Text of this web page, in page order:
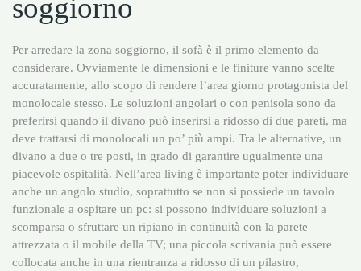
soggiorno
Per arredare la zona soggiorno, il sofà è il primo elemento da
considerare. Ovviamente le dimensioni e le finiture vanno scelte
accuratamente, allo scopo di rendere l’area giorno protagonista del
monolocale stesso. Le soluzioni angolari o con penisola sono da
preferirsi quando il divano può inserirsi a ridosso di due pareti, ma
deve trattarsi di monolocali un po’ più ampi. Tra le alternative, un
divano a due o tre posti, in grado di garantire ugualmente una
piacevole ospitalità. Nell’area living è importante poter individuare
anche un angolo studio, soprattutto se non si possiede un tavolo
funzionale a ospitare un pc: si possono individuare soluzioni a
scomparsa o sfruttare un ripiano in continuità con la parete
attrezzata o il mobile della TV; una piccola scrivania può essere
collocata anche in una rientranza a ridosso di un pilastro,